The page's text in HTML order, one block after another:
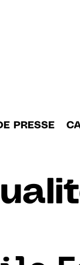
PRESSE